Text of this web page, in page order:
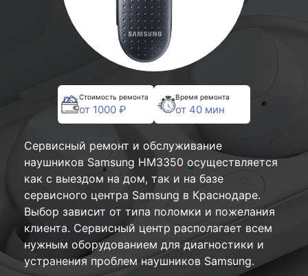
Стоимость ремонта
от 1000 ₽
Время ремонта
от 40 мин
Сервисный ремонт и обслуживание
наушников Samsung HM3350 осуществляется
как с выездом на дом, так и на базе
сервисного центра Samsung в Краснодаре.
Выбор зависит от типа поломки и пожелания
клиента. Сервисный центр располагает всем
нужным оборудованием для диагностики и
устранения проблем наушников Samsung.